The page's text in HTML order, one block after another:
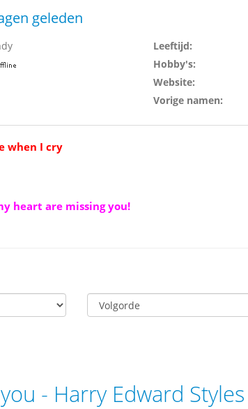
geleden
Leeftijd:
Hobby's:
Website:
Vorige namen:
when I cry
heart are missing you!
- Harry Edward